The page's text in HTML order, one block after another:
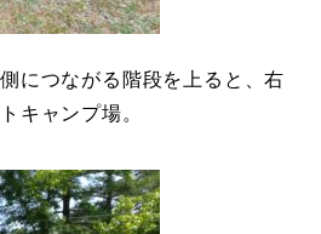
につながる階段を上ると、右
キャンプ場。